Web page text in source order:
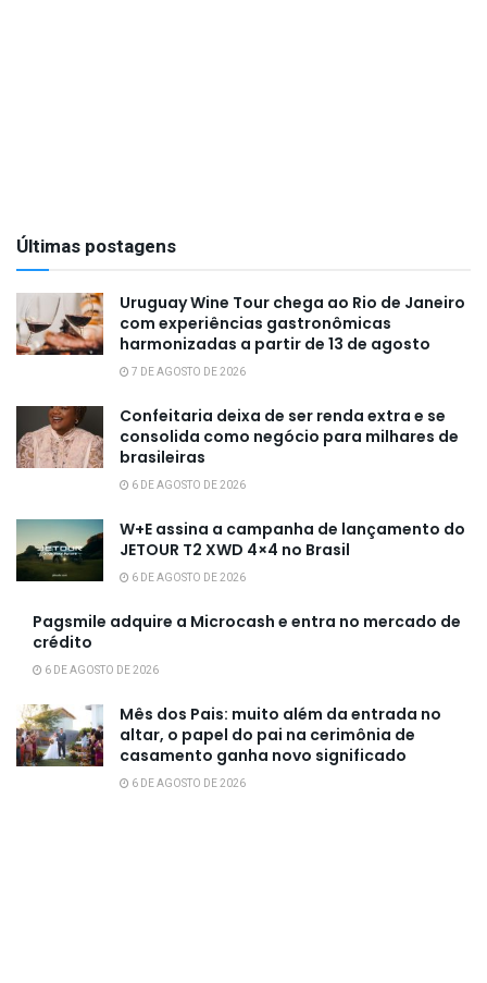
Últimas postagens
Uruguay Wine Tour chega ao Rio de Janeiro
com experiências gastronômicas
harmonizadas a partir de 13 de agosto
7 DE AGOSTO DE 2026
Confeitaria deixa de ser renda extra e se
consolida como negócio para milhares de
brasileiras
6 DE AGOSTO DE 2026
W+E assina a campanha de lançamento do
JETOUR T2 XWD 4×4 no Brasil
6 DE AGOSTO DE 2026
Pagsmile adquire a Microcash e entra no mercado de
crédito
6 DE AGOSTO DE 2026
Mês dos Pais: muito além da entrada no
altar, o papel do pai na cerimônia de
casamento ganha novo significado
6 DE AGOSTO DE 2026